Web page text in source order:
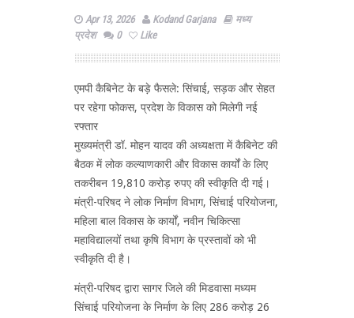
Apr 13, 2026 Kodand Garjana
मध्य
प्रदेश
0 Like
एमपी कैबिनेट के बड़े फैसले: सिंचाई, सड़क और सेहत
पर रहेगा फोकस, प्रदेश के विकास को मिलेगी नई
रफ्तार
मुख्यमंत्री डॉ. मोहन यादव की अध्यक्षता में कैबिनेट की
बैठक में लोक कल्याणकारी और विकास कार्यों के लिए
तकरीबन 19,810 करोड़ रुपए की स्वीकृति दी गई।
मंत्री-परिषद ने लोक निर्माण विभाग, सिंचाई परियोजना,
महिला बाल विकास के कार्यों, नवीन चिकित्सा
महाविद्यालयों तथा कृषि विभाग के प्रस्तावों को भी
स्वीकृति दी है।
मंत्री-परिषद द्वारा सागर जिले की मिडवासा मध्यम
सिंचाई परियोजना के निर्माण के लिए 286 करोड़ 26